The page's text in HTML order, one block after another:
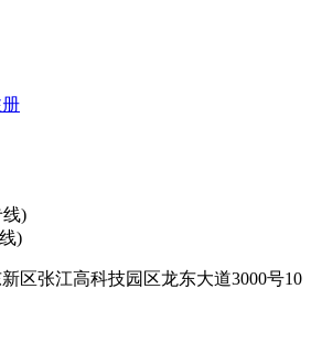
)
)
区张江高科技园区龙东大道3000号10